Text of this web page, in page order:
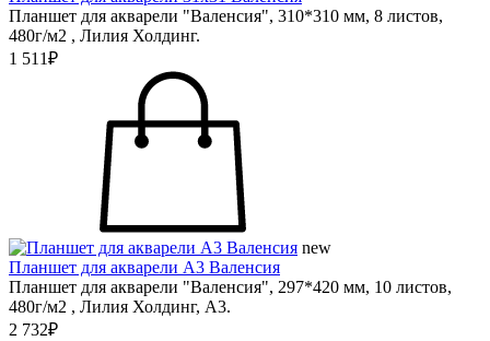
Планшет для акварели "Валенсия", 310*310 мм, 8 листов,
480г/м2 , Лилия Холдинг.
1 511₽
new
Планшет для акварели А3 Валенсия
Планшет для акварели "Валенсия", 297*420 мм, 10 листов,
480г/м2 , Лилия Холдинг, А3.
2 732₽